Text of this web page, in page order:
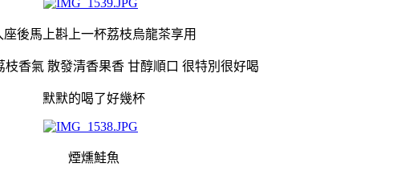
座後馬上斟上一杯荔枝烏龍茶享用
枝香氣 散發清香果香 甘醇順口 很特別很好喝
默默的喝了好幾杯
煙燻鮭魚